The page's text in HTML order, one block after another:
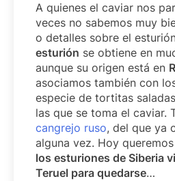
A quienes el caviar nos
veces no sabemos muy
o detalles sobre el
esturión se obtiene en
aunque su origen está en
asociamos también con
especie de tortitas
las que se toma el caviar.
cangrejo ruso, del que ya
alguna vez. Hoy
los esturiones de Siberia
Teruel para quedarse…